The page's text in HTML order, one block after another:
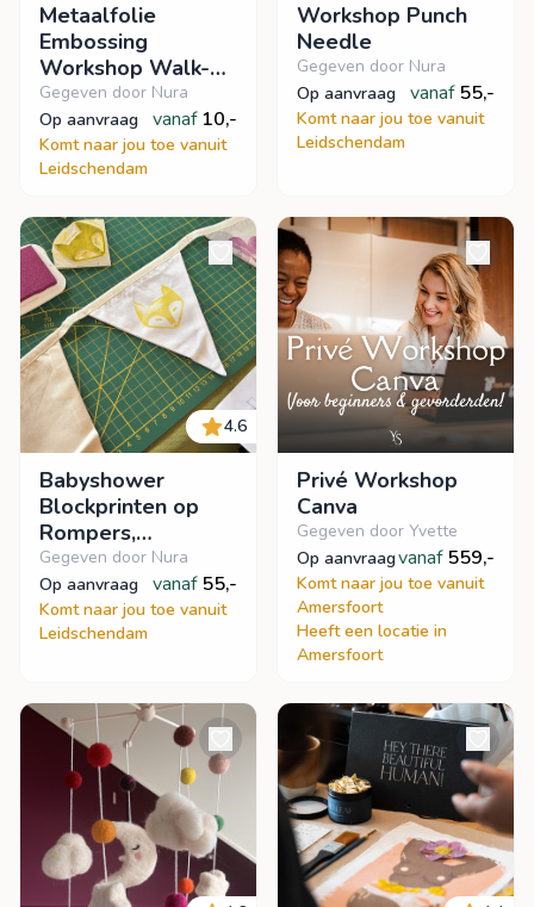
Metaalfolie
Embossing
Workshop Walk-
in/inloop
Gegeven door Nura
op aanvraag
vanaf 10,-
Komt naar jou toe vanuit
Leidschendam
Workshop Punch
Needle
Gegeven door Nura
op aanvraag
vanaf 55,-
Komt naar jou toe vanuit
Leidschendam
4.6
Babyshower
Blockprinten op
Rompers,
Vlaggenlijn of
Hydrofiele doeken
Gegeven door Nura
op aanvraag
vanaf 55,-
Komt naar jou toe vanuit
Leidschendam
Privé Workshop
Canva
Gegeven door Yvette
op aanvraagvanaf 559,-
Komt naar jou toe vanuit
Amersfoort
Heeft een locatie in
Amersfoort